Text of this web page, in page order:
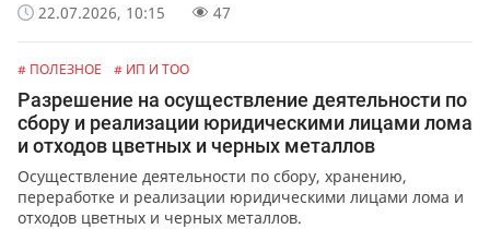
22.07.2026, 10:15
47
# ПОЛЕЗНОЕ # ИП И ТОО
Разрешение на осуществление деятельности по
сбору и реализации юридическими лицами лома
и отходов цветных и черных металлов
Осуществление деятельности по сбору, хранению,
переработке и реализации юридическими лицами лома и
отходов цветных и черных металлов.